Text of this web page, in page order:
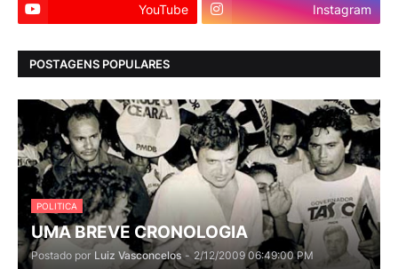
YouTube Instagram
POSTAGENS POPULARES
POLITICA
UMA BREVE CRONOLOGIA
Postado por Luiz Vasconcelos - 2/12/2009 06:49:00 PM